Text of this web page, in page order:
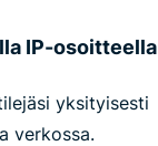
IP-osoitteella
yksityisesti
verkossa.